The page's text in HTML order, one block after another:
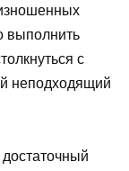
выполнить
с
неподходящий